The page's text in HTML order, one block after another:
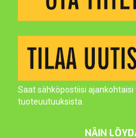
Saat sähköpostiisi
tuoteuutuuksista.
NÄIN